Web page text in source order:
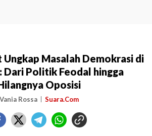
Masalah Demokrasi di
Dari Politik Feodal hingga
Oposisi
Vania Rossa Suara.Com